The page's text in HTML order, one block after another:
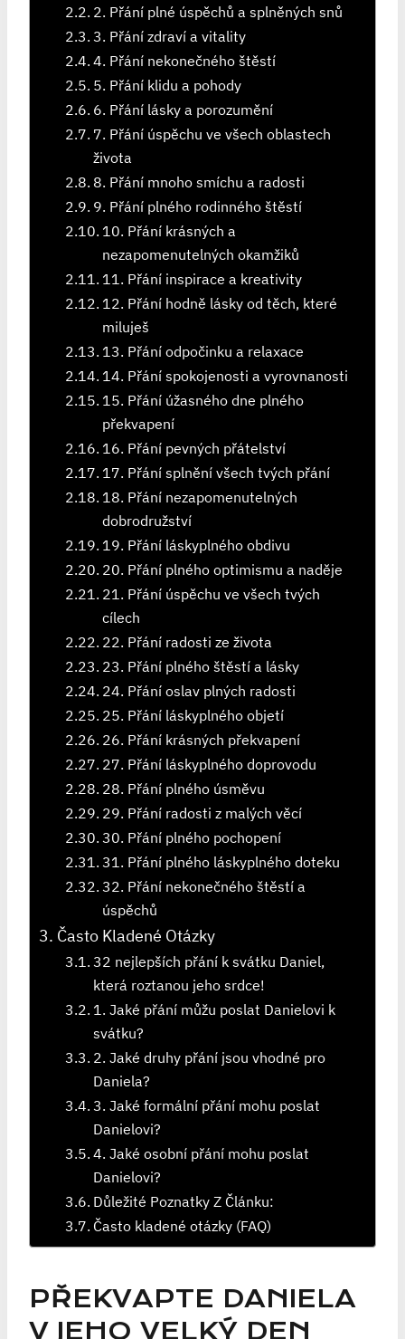
2. Přání plné úspěchů a splněných snů
3. Přání zdraví a vitality
4. Přání nekonečného štěstí
5. Přání klidu a pohody
6. Přání lásky a porozumění
7. Přání úspěchu ve všech oblastech
života
8. Přání mnoho smíchu a radosti
9. Přání plného rodinného štěstí
10. Přání krásných a
nezapomenutelných okamžiků
11. Přání inspirace a kreativity
12. Přání hodně lásky od těch, které
miluješ
13. Přání odpočinku a relaxace
14. Přání spokojenosti a vyrovnanosti
15. Přání úžasného dne plného
překvapení
16. Přání pevných přátelství
17. Přání splnění všech tvých přání
18. Přání nezapomenutelných
dobrodružství
19. Přání láskyplného obdivu
20. Přání plného optimismu a naděje
21. Přání úspěchu ve všech tvých
cílech
22. Přání radosti ze života
23. Přání plného štěstí a lásky
24. Přání oslav plných radosti
25. Přání láskyplného objetí
26. Přání krásných překvapení
27. Přání láskyplného doprovodu
28. Přání plného úsměvu
29. Přání radosti z malých věcí
30. Přání plného pochopení
31. Přání plného láskyplného doteku
32. Přání nekonečného štěstí a
úspěchů
Často Kladené Otázky
32 nejlepších přání k svátku Daniel,
která roztanou jeho srdce!
1. Jaké přání můžu poslat Danielovi k
svátku?
2. Jaké druhy přání jsou vhodné pro
Daniela?
3. Jaké formální přání mohu poslat
Danielovi?
4. Jaké osobní přání mohu poslat
Danielovi?
Důležité Poznatky Z Článku:
Často kladené otázky (FAQ)
PŘEKVAPTE DANIELA
V JEHO VELKÝ DEN